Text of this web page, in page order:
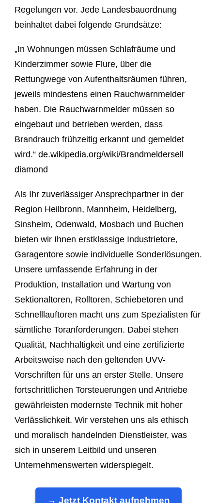
Regelungen vor. Jede Landesbauordnung
beinhaltet dabei folgende Grundsätze:
„In Wohnungen müssen Schlafräume und
Kinderzimmer sowie Flure, über die
Rettungwege von Aufenthaltsräumen führen,
jeweils mindestens einen Rauchwarnmelder
haben. Die Rauchwarnmelder müssen so
eingebaut und betrieben werden, dass
Brandrauch frühzeitig erkannt und gemeldet
wird.“ de.wikipedia.org/wiki/Brandmeldersell
diamond
Als Ihr zuverlässiger Ansprechpartner in der
Region Heilbronn, Mannheim, Heidelberg,
Sinsheim, Odenwald, Mosbach und Buchen
bieten wir Ihnen erstklassige Industrietore,
Garagentore sowie individuelle Sonderlösungen.
Unsere umfassende Erfahrung in der
Produktion, Installation und Wartung von
Sektionaltoren, Rolltoren, Schiebetoren und
Schnelllauftoren macht uns zum Spezialisten für
sämtliche Toranforderungen. Dabei stehen
Qualität, Nachhaltigkeit und eine zertifizierte
Arbeitsweise nach den geltenden UVV-
Vorschriften für uns an erster Stelle. Unsere
fortschrittlichen Torsteuerungen und Antriebe
gewährleisten modernste Technik mit hoher
Verlässlichkeit. Wir verstehen uns als ethisch
und moralisch handelnden Dienstleister, was
sich in unserem Leitbild und unseren
Unternehmenswerten widerspiegelt.
→ Jetzt Kontakt aufnehmen